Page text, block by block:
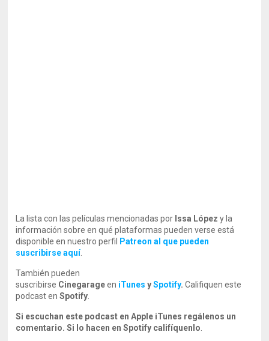
La lista con las películas mencionadas por Issa López y la
información sobre en qué plataformas pueden verse está
disponible en nuestro perfil
Patreon al que pueden
suscribirse aquí.
También pueden
suscribirse Cinegarageen iTunes ySpotify. Califiquen este
podcast enSpotify
Si escuchan este podcast en Apple iTunes regálenos un
comentario. Si lo hacen en Spotify califíquenlo